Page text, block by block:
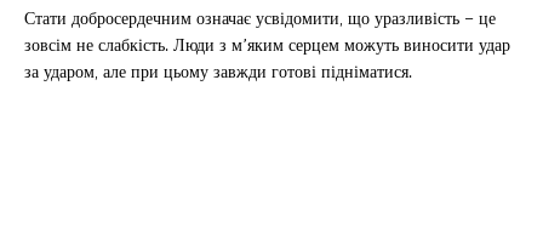
Стати добросердечним означає усвідомити, що уразливість – це
зовсім не слабкість. Люди з м’яким серцем можуть виносити удар
за ударом, але при цьому завжди готові підніматися.